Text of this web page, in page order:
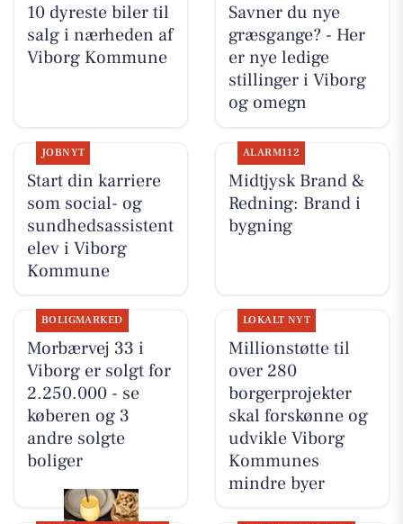
10 dyreste biler til
salg i nærheden af
Viborg Kommune
Savner du nye
græsgange? - Her
er nye ledige
stillinger i Viborg
og omegn
JOBNYT
Start din karriere
som social- og
sundhedsassistent
elev i Viborg
Kommune
ALARM112
Midtjysk Brand &
Redning: Brand i
bygning
BOLIGMARKED
Morbærvej 33 i
Viborg er solgt for
2.250.000 - se
køberen og 3
andre solgte
boliger
LOKALT NYT
Millionstøtte til
over 280
borgerprojekter
skal forskønne og
udvikle Viborg
Kommunes
mindre byer